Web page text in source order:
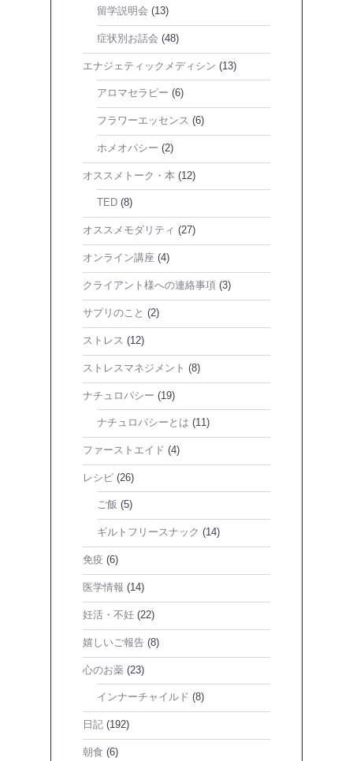
留学説明会 (13)
症状別お話会 (48)
エナジェティックメディシン (13)
アロマセラピー (6)
フラワーエッセンス (6)
ホメオパシー (2)
オススメトーク・本 (12)
TED (8)
オススメモダリティ (27)
オンライン講座 (4)
クライアント様への連絡事項 (3)
サプリのこと (2)
ストレス (12)
ストレスマネジメント (8)
ナチュロパシー (19)
ナチュロパシーとは (11)
ファーストエイド (4)
レシピ (26)
ご飯 (5)
ギルトフリースナック (14)
免疫 (6)
医学情報 (14)
妊活・不妊 (22)
嬉しいご報告 (8)
心のお薬 (23)
インナーチャイルド (8)
日記 (192)
朝食 (6)